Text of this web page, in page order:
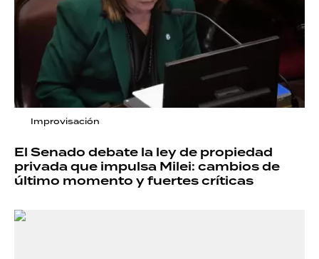
Improvisación
El Senado debate la ley de propiedad
privada que impulsa Milei: cambios de
último momento y fuertes críticas